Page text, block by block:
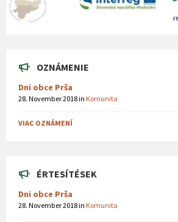
OZNÁMENIE
Dni obce Prša
28. November 2018in Komunita
VIAC OZNÁMENÍ
ÉRTESÍTÉSEK
Dni obce Prša
28. November 2018in Komunita